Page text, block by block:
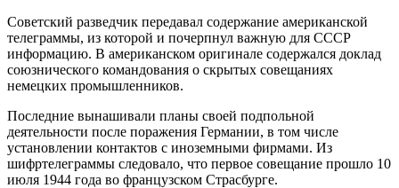
Советский разведчик передавал содержание американской
телеграммы, из которой и почерпнул важную для СССР
информацию. В американском оригинале содержался доклад
союзнического командования о скрытых совещаниях
немецких промышленников.
Последние вынашивали планы своей подпольной
деятельности после поражения Германии, в том числе
установлении контактов с иноземными фирмами. Из
шифртелеграммы следовало, что первое совещание прошло 10
июля 1944 года во французском Страсбурге.